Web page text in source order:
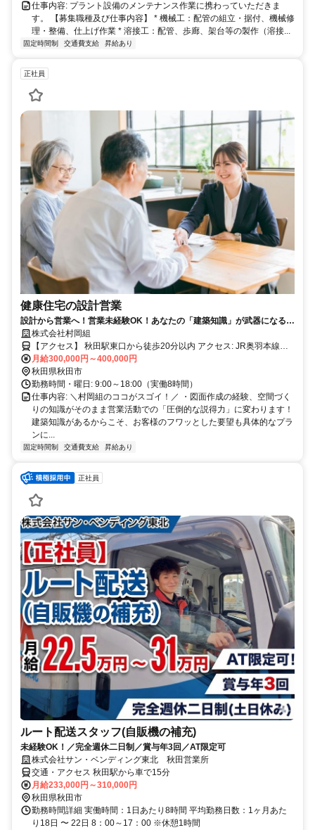
仕事内容: プラント設備のメンテナンス作業に携わっていただきま
す。 【募集職種及び仕事内容】 * 機械工：配管の組立・据付、機械修
理・整備、仕上げ作業 * 溶接工：配管、歩廊、架台等の製作（溶接...
固定時間制 交通費支給 昇給あり
正社員
健康住宅の設計営業
設計から営業へ！営業未経験OK！あなたの「建築知識」が武器になる！
お客様の笑顔を直接見れる住宅プランナー！／反響営業・残業月10h以
内
株式会社村岡組
【アクセス】 秋田駅東口から徒歩20分以内 アクセス: JR奥羽本線
「四ツ小屋駅」より車で約5分、または「秋田駅」より車で約15分
（バスの場合：秋田駅東口バスターミナルより秋田中央交通バス「御
所野線」乗車、「御所野小学校前」バス停下車徒歩約3分）
月給300,000円～400,000円
秋田県秋田市
勤務時間・曜日: 9:00～18:00（実働8時間）
仕事内容: ＼村岡組のココがスゴイ！／ ・図面作成の経験、空間づく
りの知識がそのまま営業活動での「圧倒的な説得力」に変わります！
建築知識があるからこそ、お客様のフワッとした要望も具体的なプラ
ンに...
固定時間制 交通費支給 昇給あり
正社員
ルート配送スタッフ(自販機の補充)
未経験OK！／完全週休二日制／賞与年3回／AT限定可
株式会社サン・ベンディング東北 秋田営業所
交通・アクセス 秋田駅から車で15分
月給233,000円～310,000円
秋田県秋田市
勤務時間詳細 実働時間：1日あたり8時間 平均勤務日数：1ヶ月あた
り18日 〜 22日 8：00～17：00 ※休憩1時間